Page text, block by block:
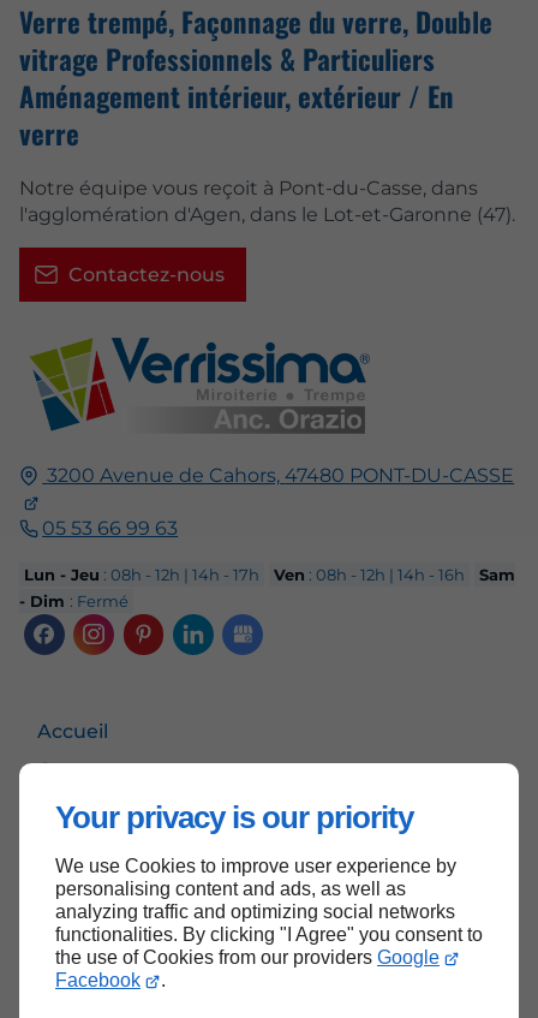
Your privacy is our priority
We use Cookies to improve user experience by
personalising content and ads, as well as
analyzing traffic and optimizing social networks
functionalities. By clicking "I Agree" you consent to
the use of Cookies from our providers Google
Facebook
.
3200 Avenue de Cahors, 47480 PONT-DU-CASSE
05 53 66 99 63
Lun - Jeu : 08h - 12h | 14h - 17h Ven : 08h - 12h | 14h - 16h
Sam
- Dim : Fermé
Accueil
Contactez-nous
Mentions légales
Verre trempé, Façonnage du verre, Double
vitrage Professionnels & Particuliers
Aménagement intérieur, extérieur / En
verre
Notre équipe vous reçoit à Pont-du-Casse, dans
l'agglomération d'Agen, dans le Lot-et-Garonne (47).
Contactez-nous
Haut de page